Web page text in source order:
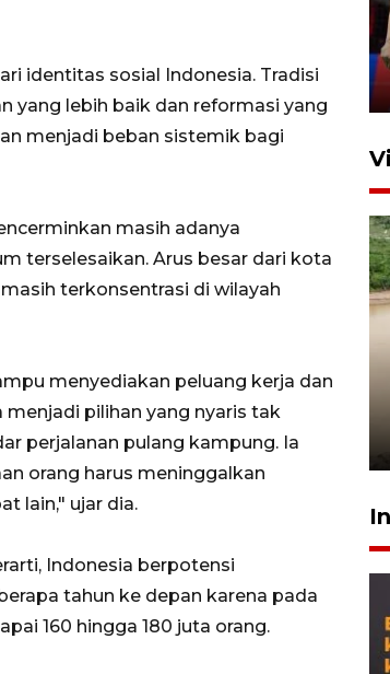
identitas sosial Indonesia. Tradisi
yang lebih baik dan reformasi yang
menjadi beban sistemik bagi
masih adanya
terselesaikan. Arus besar dari kota
terkonsentrasi di wilayah
menyediakan peluang kerja dan
pilihan yang nyaris tak
perjalanan pulang kampung. Ia
orang harus meninggalkan
lain," ujar dia.
Indonesia berpotensi
tahun ke depan karena pada
160 hingga 180 juta orang.
11 April 2026
timnas Ramadhan Sananta
kembali asah naluri
9 Juli 2026